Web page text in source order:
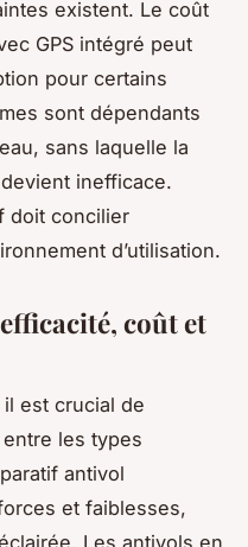
existent. Le coût
GPS intégré peut
pour certains
sont dépendants
sans laquelle la
inefficace.
doit concilier
d’utilisation.
coût et
est crucial de
les types
antivol
et faiblesses,
Les antivols en